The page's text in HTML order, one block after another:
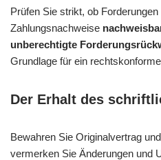
Prüfen Sie strikt, ob
Zahlungsnachweise
unberechtigte
Grundlage für ein
Der Erhalt des
Bewahren Sie Originalvertrag
vermerken Sie Änderungen und